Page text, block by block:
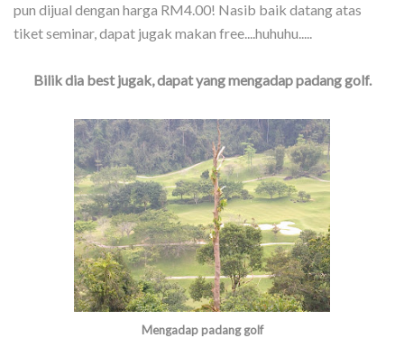
pun dijual dengan harga RM4.00! Nasib baik datang atas
tiket seminar, dapat jugak makan free....huhuhu.....
Bilik dia best jugak, dapat yang mengadap padang golf.
Mengadap padang golf